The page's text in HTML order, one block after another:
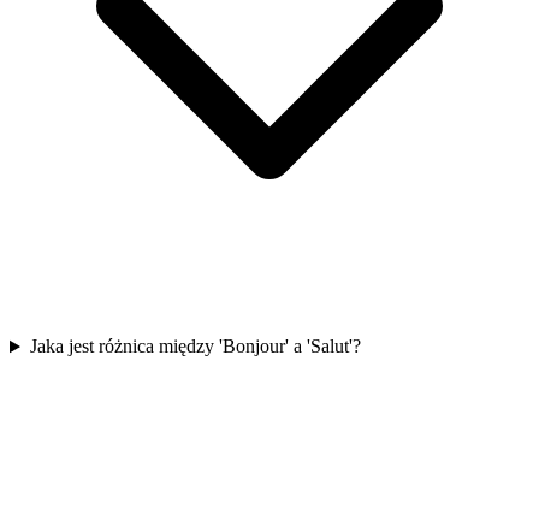
Jaka jest różnica między 'Bonjour' a 'Salut'?